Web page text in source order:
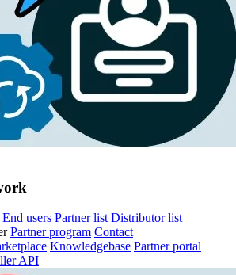
End users Partner list Distributor list
Partner program Contact
Knowledgebase Partner portal
API